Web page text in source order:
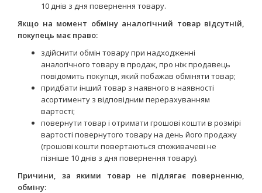
10 днів з дня повернення товару.
Якщо на момент обміну аналогічний товар відсутній,
покупець має право:
здійснити обмін товару при надходженні
аналогічного товару в продаж, про ніж продавець
повідомить покупця, який побажав обміняти товар;
придбати інший товар з наявного в наявності
асортименту з відповідним перерахуванням
вартості;
повернути товар і отримати грошові кошти в розмірі
вартості повернутого товару на день його продажу
(грошові кошти повертаються споживачеві не
пізніше 10 днів з дня повернення товару).
Причини, за якими товар не підлягає поверненню,
обміну: